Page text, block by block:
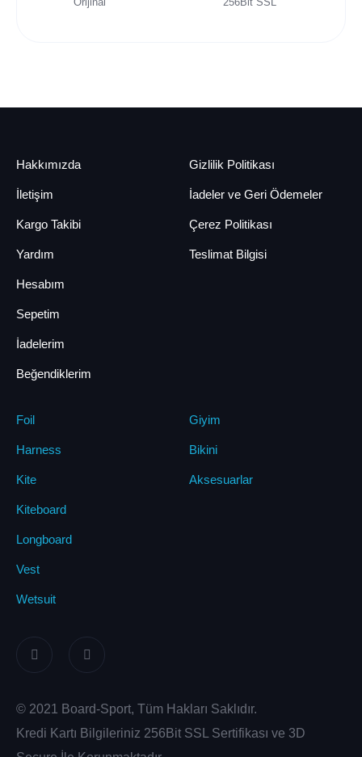
Hakkımızda
İletişim
Kargo Takibi
Yardım
Gizlilik Politikası
İadeler ve Geri Ödemeler
Çerez Politikası
Teslimat Bilgisi
Hesabım
Sepetim
İadelerim
Beğendiklerim
Foil
Harness
Kite
Kiteboard
Longboard
Vest
Wetsuit
Giyim
Bikini
Aksesuarlar
© 2021 Board-Sport, Tüm Hakları Saklıdır.
Kredi Kartı Bilgileriniz 256Bit SSL Sertifikası ve 3D